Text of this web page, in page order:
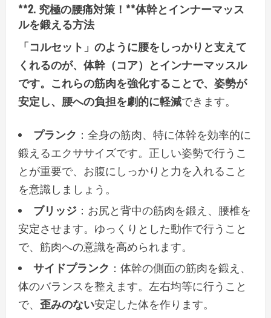
**2. 究極の腰痛対策！**体幹とインナーマッス
ルを鍛える方法
「コルセット」のように腰をしっかりと支えて
くれるのが、体幹（コア）とインナーマッスル
です。これらの筋肉を強化することで、姿勢が
安定し、腰への負担を劇的に軽減できます。
プランク ：全身の筋肉、特に体幹を効率的に
鍛えるエクササイズです。正しい姿勢で行うこ
とが重要で、お腹にしっかりと力を入れること
を意識しましょう。
ブリッジ ：お尻と背中の筋肉を鍛え、腰椎を
安定させます。ゆっくりとした動作で行うこと
で、筋肉への意識を高められます。
サイドプランク ：体幹の側面の筋肉を鍛え、
体のバランスを整えます。左右均等に行うこと
で、 歪みのない安定した体を作ります。